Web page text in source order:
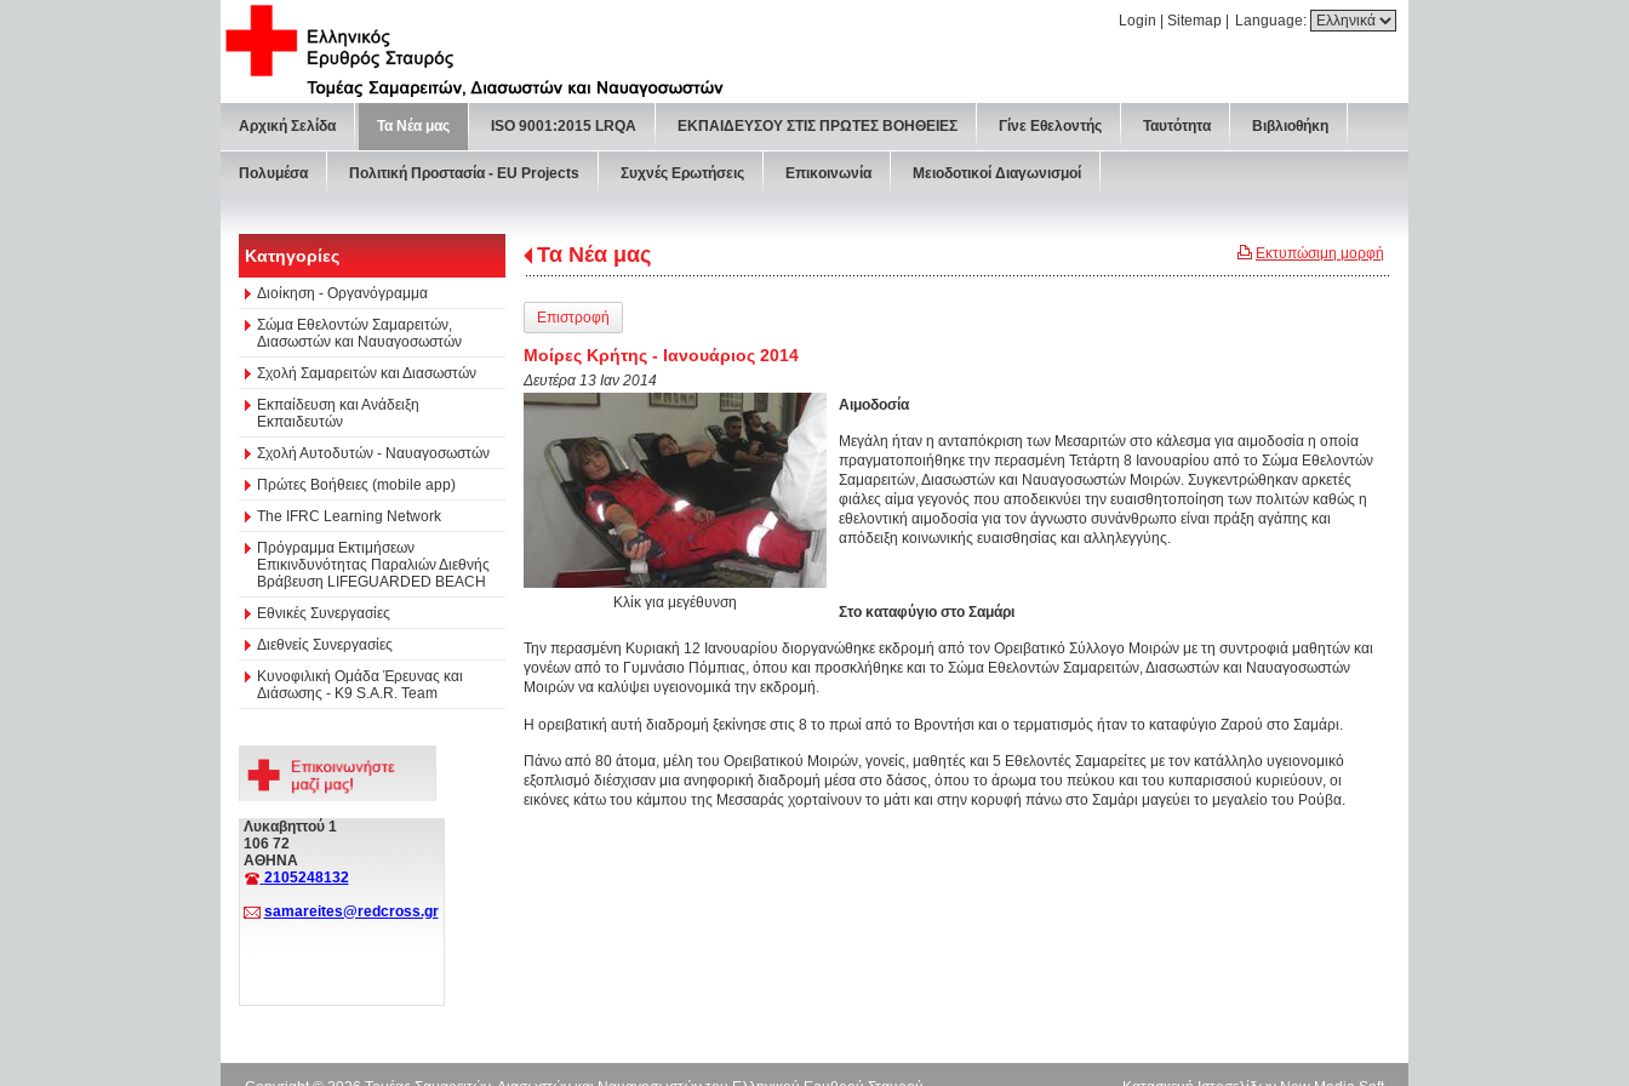
Language:
Login Sitemap
Αρχική Σελίδα Τα Νέα μας ISO 9001:2015 LRQA ΕΚΠΑΙΔΕΥΣΟΥ ΣΤΙΣ ΠΡΩΤΕΣ ΒΟΗΘΕΙΕΣ Γίνε Εθελοντής Ταυτότητα Βιβλιοθήκη
Πολυμέσα Πολιτική Προστασία - ΕU Projects Συχνές Ερωτήσεις Επικοινωνία Μειοδοτικοί Διαγωνισμοί
Κατηγορίες
Διοίκηση - Οργανόγραμμα
Σώμα Εθελοντών Σαμαρειτών,
Διασωστών και Ναυαγοσωστών
Σχολή Σαμαρειτών και Διασωστών
Εκπαίδευση και Ανάδειξη
Εκπαιδευτών
Σχολή Αυτοδυτών - Ναυαγοσωστών
Πρώτες Βοήθειες (mobile app)
The IFRC Learning Network
Πρόγραμμα Εκτιμήσεων
Επικινδυνότητας Παραλιών Διεθνής
Βράβευση LIFEGUARDED BEACH
Εθνικές Συνεργασίες
Διεθνείς Συνεργασίες
Κυνοφιλική Ομάδα Έρευνας και
Διάσωσης - Κ9 S.A.R. Team
Λυκαβηττού 1
106 72
ΑΘΗΝΑ
2105248132
samareites@redcross.gr
Εκτυπώσιμη μορφή
Τα Νέα μας
Επιστροφή
Μοίρες Κρήτης - Ιανουάριος 2014
Δευτέρα 13 Ιαν 2014
Κλίκ για μεγέθυνση
Αιμοδοσία
Μεγάλη ήταν η ανταπόκριση των Μεσαριτών στο κάλεσμα για αιμοδοσία η οποία
πραγματοποιήθηκε την περασμένη Τετάρτη 8 Ιανουαρίου από το Σώμα Εθελοντών
Σαμαρειτών, Διασωστών και Ναυαγοσωστών Μοιρών. Συγκεντρώθηκαν αρκετές
φιάλες αίμα γεγονός που αποδεικνύει την ευαισθητοποίηση των πολιτών καθώς η
εθελοντική αιμοδοσία για τον άγνωστο συνάνθρωπο είναι πράξη αγάπης και
απόδειξη κοινωνικής ευαισθησίας και αλληλεγγύης.
Στο καταφύγιο στο Σαμάρι
Την περασμένη Κυριακή 12 Ιανουαρίου διοργανώθηκε εκδρομή από τον Ορειβατικό Σύλλογο Μοιρών με τη συντροφιά μαθητών και
γονέων από το Γυμνάσιο Πόμπιας, όπου και προσκλήθηκε και το Σώμα Εθελοντών Σαμαρειτών, Διασωστών και Ναυαγοσωστών
Moιρών να καλύψει υγειονομικά την εκδρομή.
Η ορειβατική αυτή διαδρομή ξεκίνησε στις 8 το πρωί από το Βροντήσι και ο τερματισμός ήταν το καταφύγιο Ζαρού στο Σαμάρι.
Πάνω από 80 άτομα, μέλη του Ορειβατικού Μοιρών, γονείς, μαθητές και 5 Εθελοντές Σαμαρείτες με τον κατάλληλο υγειονομικό
εξοπλισμό διέσχισαν μια ανηφορική διαδρομή μέσα στο δάσος, όπου το άρωμα του πεύκου και του κυπαρισσιού κυριεύουν, οι
εικόνες κάτω του κάμπου της Μεσσαράς χορταίνουν το μάτι και στην κορυφή πάνω στο Σαμάρι μαγεύει το μεγαλείο του Ρούβα.